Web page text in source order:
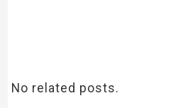
No related posts.